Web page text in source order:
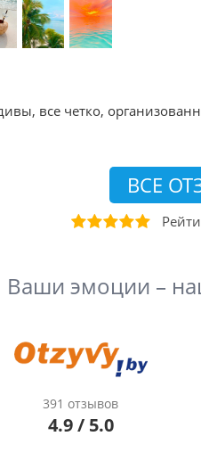
все четко,
ВСЕ
Ваши эмоции –
391 отзывов
4.9 / 5.0